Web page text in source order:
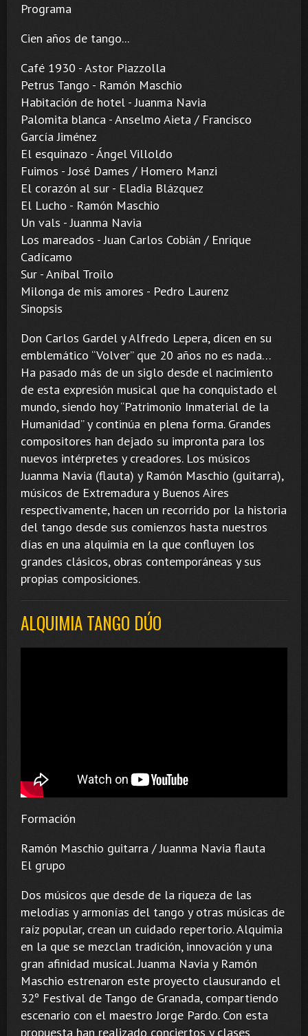
Programa
Cien años de tango...
Café 1930 - Astor Piazzolla
Petrus Tango - Ramón Maschio
Habitación de hotel - Juanma Navia
Palomita blanca - Anselmo Aieta / Francisco
García Jiménez
El esquinazo - Ángel Villoldo
Fuimos - José Dames / Homero Manzi
El corazón al sur - Eladia Blázquez
El Lucho - Ramón Maschio
Un vals - Juanma Navia
Los mareados - Juan Carlos Cobián / Enrique
Cadícamo
Sur - Aníbal Troilo
Milonga de mis amores - Pedro Laurenz
Sinopsis
Don Carlos Gardel y Alfredo Lepera, dicen en su
emblemático “Volver” que 20 años no es nada…
Ha pasado más de un siglo desde el nacimiento
de esta expresión musical que ha conquistado el
mundo, siendo hoy “Patrimonio Inmaterial de la
Humanidad” y continúa en plena forma. Grandes
compositores han dejado su impronta para los
nuevos intérpretes y creadores. Los músicos
Juanma Navia (flauta) y Ramón Maschio (guitarra),
músicos de Extremadura y Buenos Aires
respectivamente, hacen un recorrido por la historia
del tango desde sus comienzos hasta nuestros
días en una alquimia en la que confluyen los
grandes clásicos, obras contemporáneas y sus
propias composiciones.
ALQUIMIA TANGO DÚO
Formación
Ramón Maschio guitarra / Juanma Navia flauta
El grupo
Dos músicos que desde de la riqueza de las
melodías y armonías del tango y otras músicas de
raíz popular, crean un cuidado repertorio. Alquimia
en la que se mezclan tradición, innovación y una
gran afinidad musical. Juanma Navia y Ramón
Maschio estrenaron este proyecto clausurando el
32º Festival de Tango de Granada, compartiendo
escenario con el maestro Jorge Pardo. Con esta
propuesta han realizado conciertos y clases